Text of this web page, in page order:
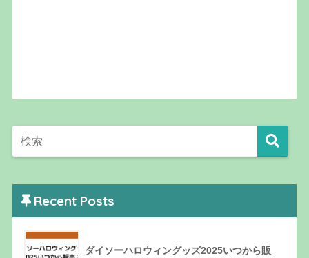
Recent Posts
ダイソーハロウィングッズ2025いつから販